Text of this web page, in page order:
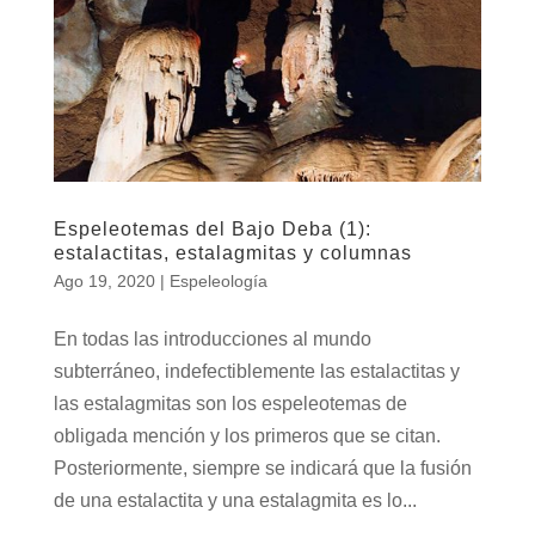
Espeleotemas del Bajo Deba (1):
estalactitas, estalagmitas y columnas
Ago 19, 2020| Espeleología
En todas las introducciones al mundo
subterráneo, indefectiblemente las estalactitas y
las estalagmitas son los espeleotemas de
obligada mención y los primeros que se citan.
Posteriormente, siempre se indicará que la fusión
de una estalactita y una estalagmita es lo...